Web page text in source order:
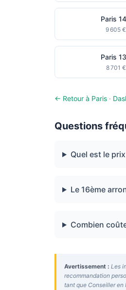
Paris
9 605
Paris
8 701
← Retour à Paris ·
Questions
Quel est le
Le 16ème
Combien
Avertissement : Les
recommandation
tant que Conseiller